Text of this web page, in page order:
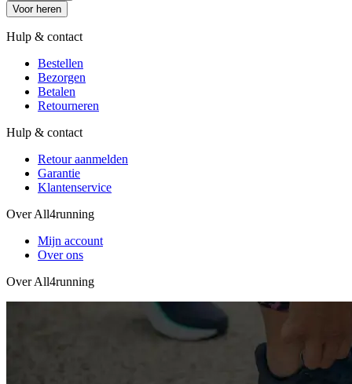
Voor heren
Hulp & contact
Bestellen
Bezorgen
Betalen
Retourneren
Hulp & contact
Retour aanmelden
Garantie
Klantenservice
Over All4running
Mijn account
Over ons
Over All4running